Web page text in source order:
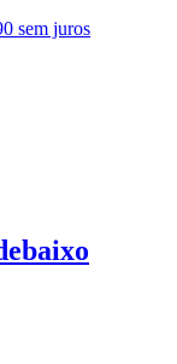
sem juros